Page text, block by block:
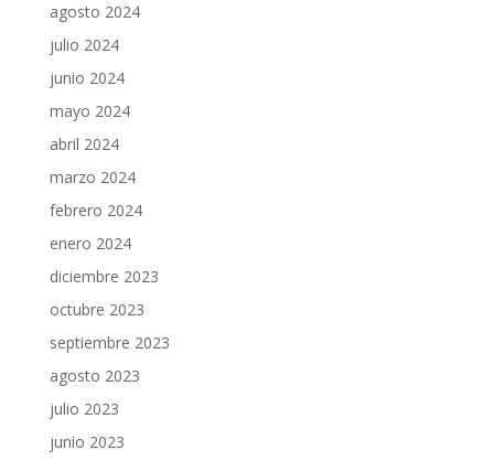
agosto 2024
julio 2024
junio 2024
mayo 2024
abril 2024
marzo 2024
febrero 2024
enero 2024
diciembre 2023
octubre 2023
septiembre 2023
agosto 2023
julio 2023
junio 2023